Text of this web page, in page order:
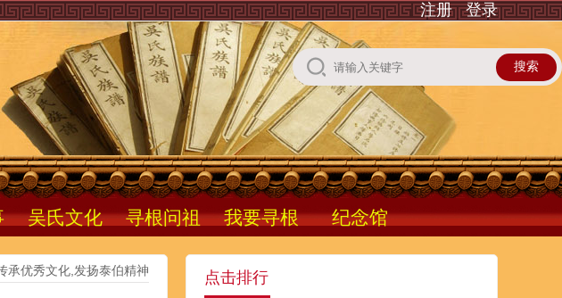
注册 登录
吴氏文化 寻根问祖 我要寻根 纪念馆
优秀文化,发扬泰伯精神 点击排行